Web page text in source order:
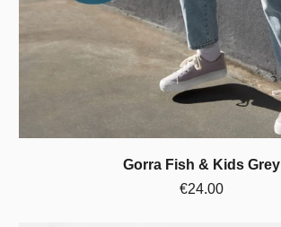
Gorra Fish & Kids Grey
€24.00